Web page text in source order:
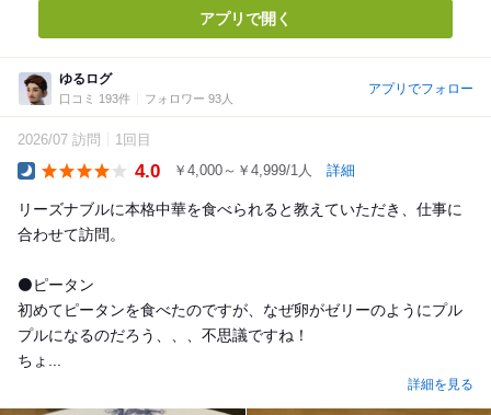
アプリで開く
ゆるログ
口コミ 193件 フォロワー 93人
アプリでフォロー
2026/07 訪問 1回目
4.0 ￥4,000～￥4,999/1人 詳細
リーズナブルに本格中華を食べられると教えていただき、仕事に
合わせて訪問。
⚫️ピータン
初めてピータンを食べたのですが、なぜ卵がゼリーのようにプル
プルになるのだろう、、、不思議ですね！
ちょ...
詳細を見る